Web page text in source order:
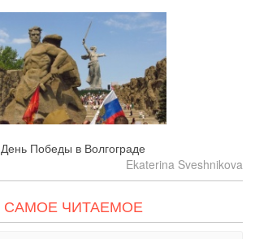
День Победы в Волгограде
Ekaterina Sveshnikova
САМОЕ ЧИТАЕМОЕ